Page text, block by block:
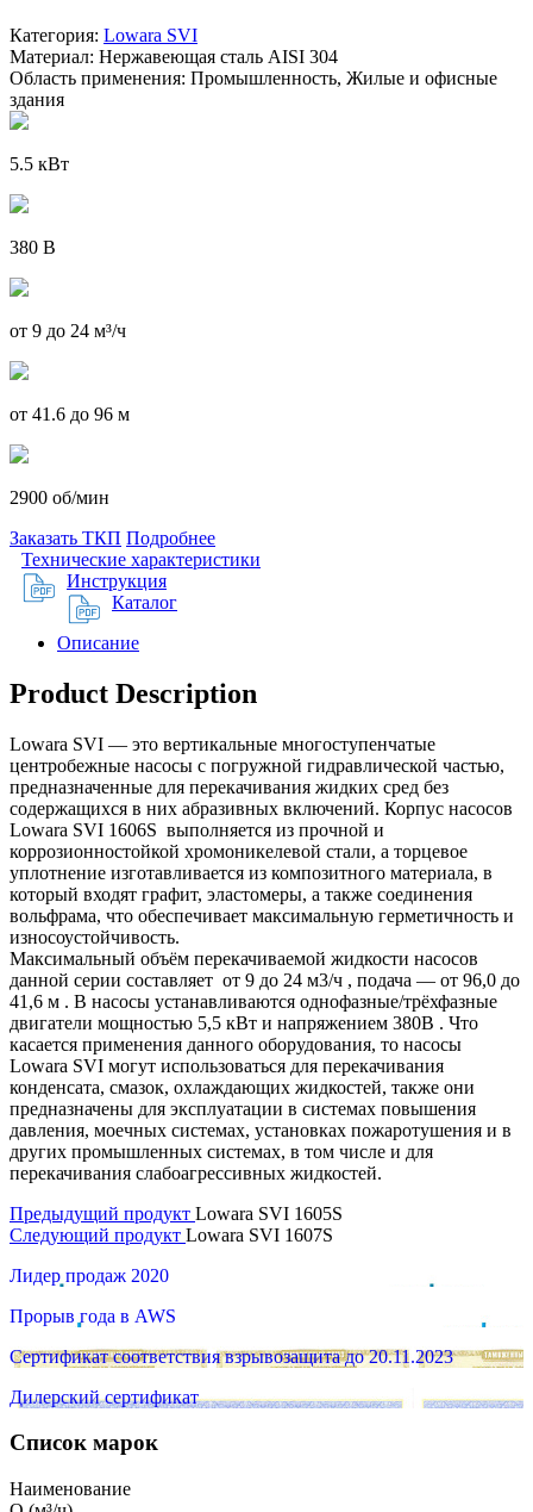
Категория: Lowara SVI
Материал: Нержавеющая сталь AISI 304
Область применения: Промышленность, Жилые и офисные
здания
5.5 кВт
380 В
от 9 до 24 м³/ч
от 41.6 до 96 м
2900 об/мин
Заказать ТКП Подробнее
Технические характеристики
Инструкция
Каталог
Описание
Product Description
Lowara SVI — это вертикальные многоступенчатые
центробежные насосы с погружной гидравлической частью,
предназначенные для перекачивания жидких сред без
содержащихся в них абразивных включений. Корпус насосов
Lowara SVI 1606S выполняется из прочной и
коррозионностойкой хромоникелевой стали, а торцевое
уплотнение изготавливается из композитного материала, в
который входят графит, эластомеры, а также соединения
вольфрама, что обеспечивает максимальную герметичность и
износоустойчивость.
Максимальный объём перекачиваемой жидкости насосов
данной серии составляет от 9 до 24 м3/ч , подача — от 96,0 до
41,6 м . В насосы устанавливаются однофазные/трёхфазные
двигатели мощностью 5,5 кВт и напряжением 380В . Что
касается применения данного оборудования, то насосы
Lowara SVI могут использоваться для перекачивания
конденсата, смазок, охлаждающих жидкостей, также они
предназначены для эксплуатации в системах повышения
давления, моечных системах, установках пожаротушения и в
других промышленных системах, в том числе и для
перекачивания слабоагрессивных жидкостей.
Предыдущий продукт Lowara SVI 1605S
Следующий продукт Lowara SVI 1607S
Лидер продаж 2020
Прорыв года в AWS
Сертификат соответствия взрывозащита до 20.11.2023
Дилерский сертификат
Список марок
Наименование